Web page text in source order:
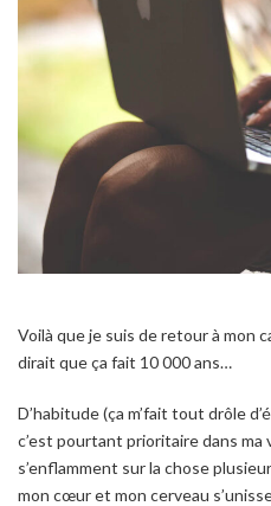
Voilà que je suis de retour à mon
dirait que ça fait 10 000 ans…
D’habitude (ça m’fait tout drôle
c’est pourtant prioritaire dans ma
s’enflamment sur la chose
mon cœur et mon cerveau